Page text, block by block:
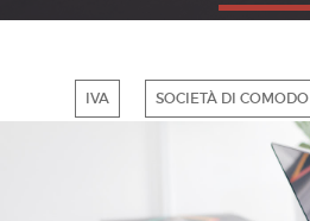
IVA SOCIETÀ DI COMODO